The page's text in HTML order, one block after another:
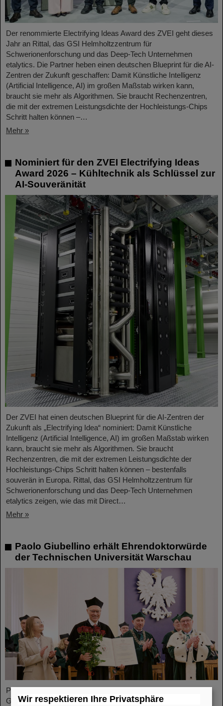
Der renommierte Electrifying Ideas Award des ZVEI geht dieses
Jahr an Rittal, das GSI Helmholtzzentrum für
Schwerionenforschung und das Deep-Tech Unternehmen
etalytics. Die Partner heben einen deutschen Blueprint für die AI-
Zentren der Zukunft geschaffen: Damit Künstliche Intelligenz
(Artificial Intelligence, AI) im großen Maßstab wirken kann,
braucht sie mehr als Algorithmen. Sie braucht Rechenzentren,
die mit der extremen Leistungsdichte der Hochleistungs-Chips
Schritt halten können –…
Mehr »
Nominiert für den ZVEI Electrifying Ideas
Award 2026 – Kühltechnik als Schlüssel zur
AI-Souveränität
Der ZVEI hat einen deutschen Blueprint für die AI-Zentren der
Zukunft als „Electrifying Idea“ nominiert: Damit Künstliche
Intelligenz (Artificial Intelligence, AI) im großen Maßstab wirken
kann, braucht sie mehr als Algorithmen. Sie braucht
Rechenzentren, die mit der extremen Leistungsdichte der
Hochleistungs-Chips Schritt halten können – bestenfalls
souverän in Europa. Rittal, das GSI Helmholtzzentrum für
Schwerionenforschung und das Deep-Tech Unternehmen
etalytics zeigen, wie das mit Direct…
Mehr »
Paolo Giubellino erhält Ehrendoktorwürde
der Technischen Universität Warschau
Professor Paolo Giubellino, ehemaliger Wissenschaftlicher
Geschäftsführer von GSI und FAIR, ist von der Technischen
Wir respektieren Ihre Privatsphäre